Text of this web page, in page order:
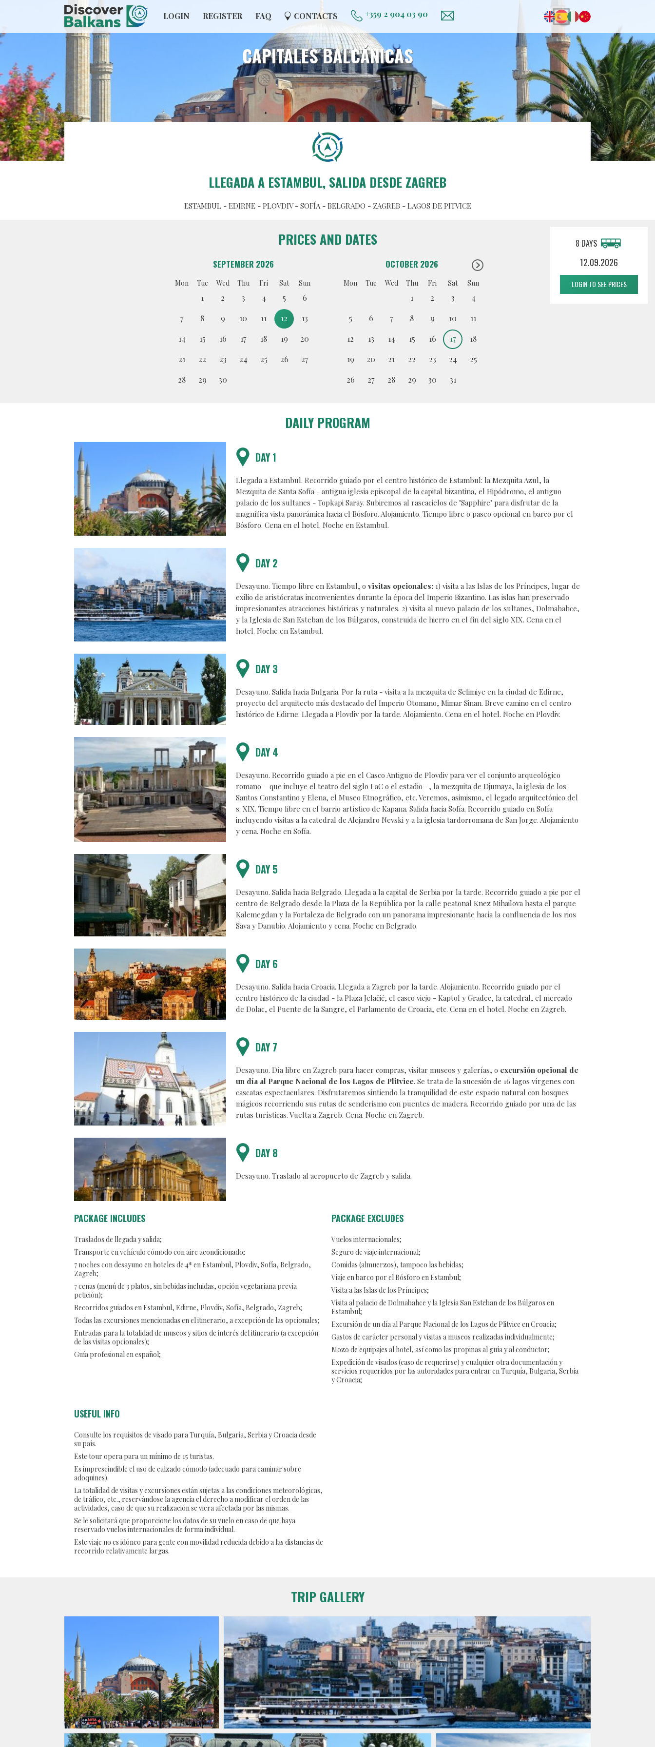
LOGIN REGISTER FAQ CONTACTS +359 2 904 03 90
CAPITALES BALCÁNICAS
LLEGADA A ESTAMBUL, SALIDA DESDE ZAGREB
ESTAMBUL - EDIRNE - PLOVDIV - SOFÍA - BELGRADO - ZAGREB - LAGOS DE PITVICE
PRICES AND DATES
SEPTEMBER 2026 OCTOBER 2026
Mon Tue Wed Thu Fri Sat Sun
1 2 3 4 5
6
7
8 9 10 11 12
13
14
15 16 17 18 19
20
21
22 23 24 25 26
27
28
29 30
Mon Tue Wed Thu Fri Sat Sun
1 2 3
4
5
6 7 8 9 10
11
12
13 14 15 16 17
18
19
20 21 22 23 24
25
26
27 28 29 30 31
8 DAYS
12.09.2026
LOGIN TO SEE PRICES
DAILY PROGRAM
DAY 1
Llegada a Estambul. Recorrido guiado por el centro histórico de Estambul: la Mezquita Azul, la
Mezquita de Santa Sofía - antigua iglesia episcopal de la capital bizantina, el Hipódromo, el antiguo
palacio de los sultanes - Topkapi Saray. Subiremos al rascacielos de "Sapphire" para disfrutar de la
magnífica vista panorámica hacia el Bósforo. Alojamiento. Tiempo libre o paseo opcional en barco por el
Bósforo. Cena en el hotel. Noche en Estambul.
DAY 2
Desayuno. Tiempo libre en Estambul, o visitas opcionales: 1) visita a las Islas de los Príncipes, lugar de
exilio de aristócratas inconvenientes durante la época del Imperio Bizantino. Las islas han preservado
impresionantes atracciones históricas y naturales. 2) visita al nuevo palacio de los sultanes, Dolmabahce,
y la Iglesia de San Esteban de los Búlgaros, construida de hierro en el fin del siglo XIX. Cena en el
hotel. Noche en Estambul.
DAY 3
Desayuno. Salida hacia Bulgaria. Por la ruta - visita a la mezquita de Selimiye en la ciudad de Edirne,
proyecto del arquitecto más destacado del Imperio Otomano, Mimar Sinan. Breve camino en el centro
histórico de Edirne. Llegada a Plovdiv por la tarde. Alojamiento. Cena en el hotel. Noche en Plovdiv.
DAY 4
Desayuno. Recorrido guiado a pie en el Casco Antiguo de Plovdiv para ver el conjunto arqueológico
romano —que incluye el teatro del siglo I aC o el estadio—, la mezquita de Djumaya, la iglesia de los
Santos Constantino y Elena, el Museo Etnográfico, etc. Veremos, asimismo, el legado arquitectónico del
s. XIX. Tiempo libre en el barrio artístico de Kapana. Salida hacia Sofía. Recorrido guiado en Sofía
incluyendo visitas a la catedral de Alejandro Nevski y a la iglesia tardorromana de San Jorge. Alojamiento
y cena. Noche en Sofía.
DAY 5
Desayuno. Salida hacia Belgrado. Llegada a la capital de Serbia por la tarde. Recorrido guiado a pie por el
centro de Belgrado desde la Plaza de la República por la calle peatonal Knez Mihailova hasta el parque
Kalemegdan y la Fortaleza de Belgrado con un panorama impresionante hacia la confluencia de los rios
Sava y Danubio. Alojamiento y cena. Noche en Belgrado.
DAY 6
Desayuno. Salida hacia Croacia. Llegada a Zagreb por la tarde. Alojamiento. Recorrido guiado por el
centro histórico de la ciudad - la Plaza Jelačić, el casco viejo - Kaptol y Gradec, la catedral, el mercado
de Dolac, el Puente de la Sangre, el Parlamento de Croacia, etc. Cena en el hotel. Noche en Zagreb.
DAY 7
Desayuno. Día libre en Zagreb para hacer compras, visitar museos y galerías, o excursión opcional de
un día al Parque Nacional de los Lagos de Plitvice. Se trata de la sucesión de 16 lagos vírgenes con
cascatas espectaculares. Disfrutaremos sintiendo la tranquilidad de este espacio natural con bosques
mágicos recorriendo sus rutas de senderismo con puentes de madera. Recorrido guiado por una de las
rutas turísticas. Vuelta a Zagreb. Cena. Noche en Zagreb.
DAY 8
Desayuno. Traslado al aeropuerto de Zagreb y salida.
PACKAGE INCLUDES
Traslados de llegada y salida;
Transporte en vehículo cómodo con aire acondicionado;
7 noches con desayuno en hoteles de 4* en Estambul, Plovdiv, Sofía, Belgrado,
Zagreb;
7 cenas (menú de 3 platos, sin bebidas incluidas, opción vegetariana previa
petición);
Recorridos guiados en Estambul, Edirne, Plovdiv, Sofía, Belgrado, Zagreb;
Todas las excursiones mencionadas en el itinerario, a excepción de las opcionales;
Entradas para la totalidad de museos y sitios de interés del itinerario (a excepción
de las visitas opcionales);
Guía profesional en español;
PACKAGE EXCLUDES
Vuelos internacionales;
Seguro de viaje internacional;
Comidas (almuerzos), tampoco las bebidas;
Viaje en barco por el Bósforo en Estambul;
Visita a las Islas de los Príncipes;
Visita al palacio de Dolmabahce y la Iglesia San Esteban de los Búlgaros en
Estambul;
Excursión de un día al Parque Nacional de los Lagos de Plitvice en Croacia;
Gastos de carácter personal y visitas a museos realizadas individualmente;
Mozo de equipajes al hotel, así como las propinas al guía y al conductor;
Expedición de visados (caso de requerirse) y cualquier otra documentación y
servicios requeridos por las autoridades para entrar en Turquía, Bulgaria, Serbia
y Croacia;
USEFUL INFO
Consulte los requisitos de visado para Turquía, Bulgaria, Serbia y Croacia desde
su país.
Este tour opera para un mínimo de 15 turistas.
Es imprescindible el uso de calzado cómodo (adecuado para caminar sobre
adoquines).
La totalidad de visitas y excursiones están sujetas a las condiciones meteorológicas,
de tráfico, etc., reservándose la agencia el derecho a modificar el orden de las
actividades, caso de que su realización se viera afectada por las mismas.
Se le solicitará que proporcione los datos de su vuelo en caso de que haya
reservado vuelos internacionales de forma individual.
Este viaje no es idóneo para gente con movilidad reducida debido a las distancias de
recorrido relativamente largas.
TRIP GALLERY